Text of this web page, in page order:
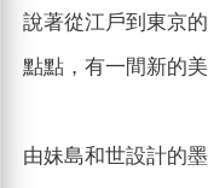
說著從江戶到東京
點點，有一間新的美
由妹島和世設計的